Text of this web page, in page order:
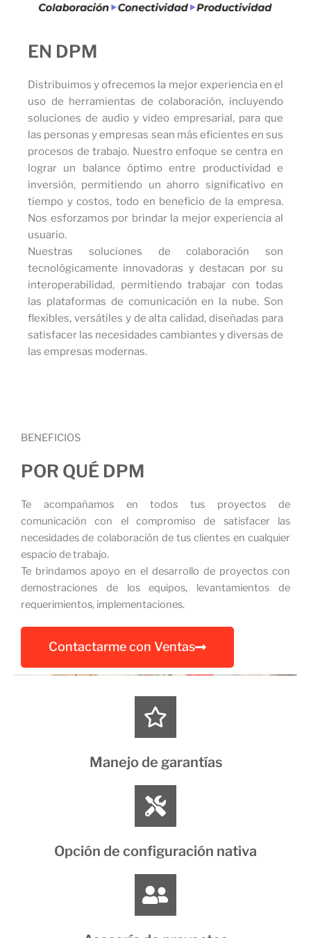
EN DPM
Distribuimos y ofrecemos la mejor experiencia en el
uso de herramientas de colaboración, incluyendo
soluciones de audio y video empresarial, para que
las personas y empresas sean más eficientes en sus
procesos de trabajo. Nuestro enfoque se centra en
lograr un balance óptimo entre productividad e
inversión, permitiendo un ahorro significativo en
tiempo y costos, todo en beneficio de la empresa.
Nos esforzamos por brindar la mejor experiencia al
usuario.
Nuestras soluciones de colaboración son
tecnológicamente innovadoras y destacan por su
interoperabilidad, permitiendo trabajar con todas
las plataformas de comunicación en la nube. Son
flexibles, versátiles y de alta calidad, diseñadas para
satisfacer las necesidades cambiantes y diversas de
las empresas modernas.
BENEFICIOS
POR QUÉ DPM
Te acompañamos en todos tus proyectos de
comunicación con el compromiso de satisfacer las
necesidades de colaboración de tus clientes en cualquier
espacio de trabajo.
Te brindamos apoyo en el desarrollo de proyectos con
demostraciones de los equipos, levantamientos de
requerimientos, implementaciones.
Contactarme con Ventas
Manejo de garantías
Opción de configuración nativa